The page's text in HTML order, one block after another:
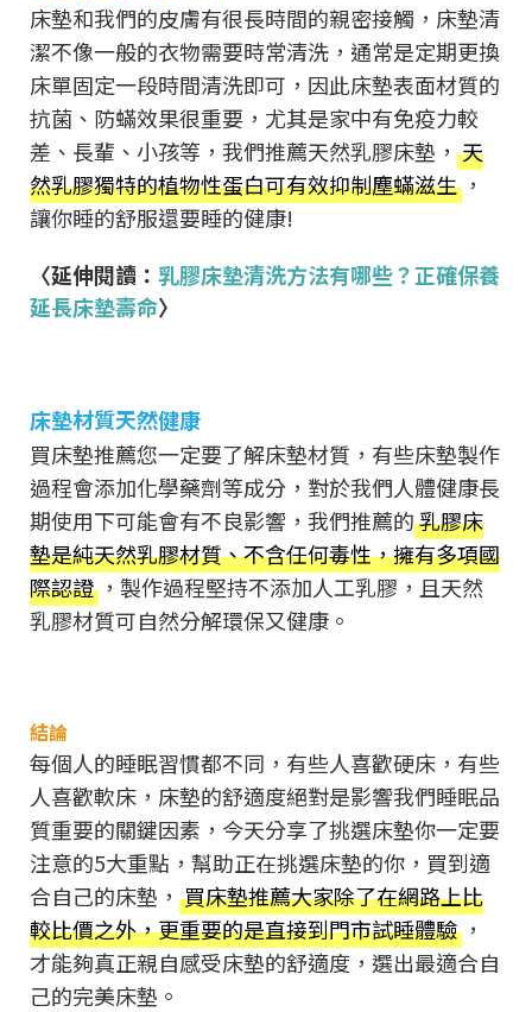
床墊和我們的皮膚有很長時間的親密接觸，床墊清
潔不像一般的衣物需要時常清洗，通常是定期更換
床單固定一段時間清洗即可，因此床墊表面材質的
抗菌、防蟎效果很重要，尤其是家中有免疫力較
差、長輩、小孩等，我們推薦天然乳膠床墊， 天
然乳膠獨特的植物性蛋白可有效抑制塵蟎滋生，
讓你睡的舒服還要睡的健康!
〈延伸閱讀： 乳膠床墊清洗方法有哪些？正確保養
延長床墊壽命〉
床墊材質天然健康
買床墊推薦您一定要了解床墊材質，有些床墊製作
過程會添加化學藥劑等成分，對於我們人體健康長
期使用下可能會有不良影響，我們推薦的乳膠床
墊是純天然乳膠材質、不含任何毒性，擁有多項國
際認證，製作過程堅持不添加人工乳膠，且天然
乳膠材質可自然分解環保又健康。
結論
每個人的睡眠習慣都不同，有些人喜歡硬床，有些
人喜歡軟床，床墊的舒適度絕對是影響我們睡眠品
質重要的關鍵因素，今天分享了挑選床墊你一定要
注意的5大重點，幫助正在挑選床墊的你，買到適
合自己的床墊， 買床墊推薦大家除了在網路上比
較比價之外，更重要的是直接到門市試睡體驗，
才能夠真正親自感受床墊的舒適度，選出最適合自
己的完美床墊。